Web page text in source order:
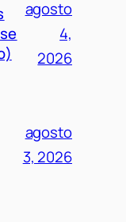
agosto
4,
2026
agosto
3, 2026